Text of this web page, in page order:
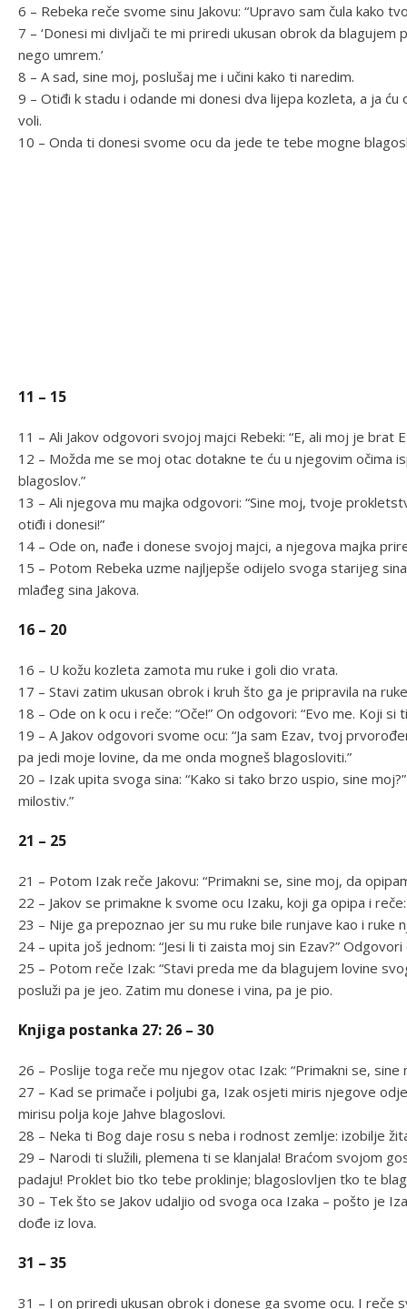
6 – Rebeka reče svome sinu Jakovu: “Upravo sam čula kako
7 – ‘Donesi mi divljači te mi priredi ukusan obrok da
nego umrem.’
8 – A sad, sine moj, poslušaj me i učini kako ti naredim.
9 – Otiđi k stadu i odande mi donesi dva lijepa kozleta, a ja
voli.
10 – Onda ti donesi svome ocu da jede te tebe mogne
11 – 15
11 – Ali Jakov odgovori svojoj majci Rebeki: “E, ali moj je brat
12 – Možda me se moj otac dotakne te ću u njegovim očima
blagoslov.”
13 – Ali njegova mu majka odgovori: “Sine moj, tvoje
otiđi i donesi!”
14 – Ode on, nađe i donese svojoj majci, a njegova majka
15 – Potom Rebeka uzme najljepše odijelo svoga starijeg
mlađeg sina Jakova.
16 – 20
16 – U kožu kozleta zamota mu ruke i goli dio vrata.
17 – Stavi zatim ukusan obrok i kruh što ga je pripravila na
18 – Ode on k ocu i reče: “Oče!” On odgovori: “Evo me. Koji si
19 – A Jakov odgovori svome ocu: “Ja sam Ezav, tvoj
pa jedi moje lovine, da me onda mogneš blagosloviti.”
20 – Izak upita svoga sina: “Kako si tako brzo uspio, sine
milostiv.”
21 – 25
21 – Potom Izak reče Jakovu: “Primakni se, sine moj, da
22 – Jakov se primakne k svome ocu Izaku, koji ga opipa i
23 – Nije ga prepoznao jer su mu ruke bile runjave kao i ruke
24 – upita još jednom: “Jesi li ti zaista moj sin Ezav?” Odgovori
25 – Potom reče Izak: “Stavi preda me da blagujem lovine
posluži pa je jeo. Zatim mu donese i vina, pa je pio.
Knjiga postanka 27: 26 – 30
26 – Poslije toga reče mu njegov otac Izak: “Primakni se, sine
27 – Kad se primače i poljubi ga, Izak osjeti miris njegove
mirisu polja koje Jahve blagoslovi.
28 – Neka ti Bog daje rosu s neba i rodnost zemlje: izobilje
29 – Narodi ti služili, plemena ti se klanjala! Braćom svojom
padaju! Proklet bio tko tebe proklinje; blagoslovljen tko te
30 – Tek što se Jakov udaljio od svoga oca Izaka – pošto je
dođe iz lova.
31 – 35
31 – I on priredi ukusan obrok i donese ga svome ocu. I reče